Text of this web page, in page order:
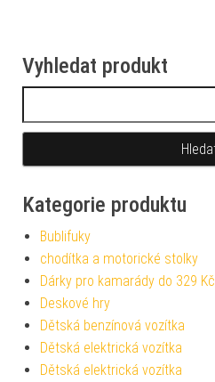
Vyhledat produkt
Kategorie produktu
Bublifuky
chodítka a motorické stolky
Dárky pro kamarády do 329 Kč
Deskové hry
Dětská benzínová vozítka
Dětská elektrická vozítka
Dětská elektrická vozítka